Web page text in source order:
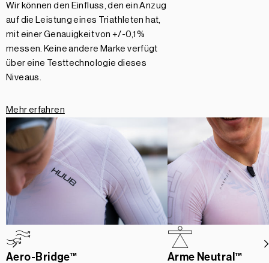
Wir können den Einfluss, den ein Anzug
auf die Leistung eines Triathleten hat,
mit einer Genauigkeit von +/-0,1 %
messen. Keine andere Marke verfügt
über eine Testtechnologie dieses
Niveaus.
Mehr erfahren
Aero-Bridge™ Arme Neutral™